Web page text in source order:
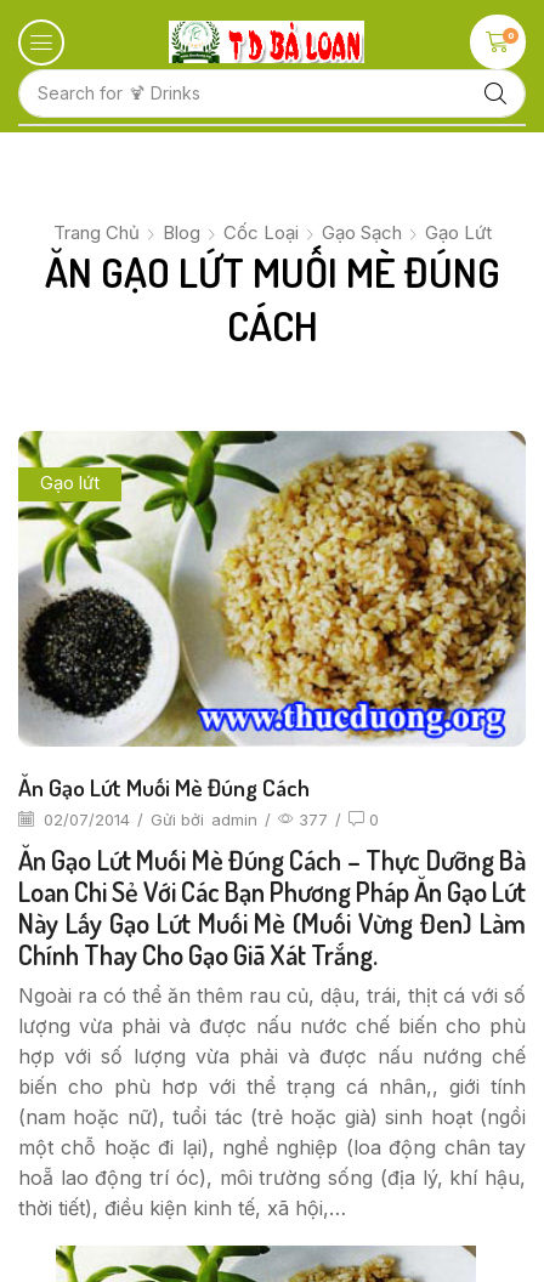
Search for 🍋 Fruits
0
Trang Chủ Blog Cốc Loại Gạo Sạch Gạo Lứt
ĂN GẠO LỨT MUỐI MÈ ĐÚNG
CÁCH
Gạo lứt
Ăn Gạo Lứt Muối Mè Đúng Cách
02/07/2014 / Gửi bởi admin / 377 / 0
Ăn Gạo Lứt Muối Mè Đúng Cách – Thực Dưỡng Bà
Loan Chi Sẻ Với Các Bạn Phương Pháp Ăn Gạo Lứt
Này Lấy Gạo Lứt Muối Mè (muối Vừng Đen) Làm
Chính Thay Cho Gạo Giã Xát Trắng.
Ngoài ra có thể ăn thêm rau củ, dậu, trái, thịt cá với số
lượng vừa phải và được nấu nước chế biến cho phù
hợp với số lượng vừa phải và được nấu nướng chế
biến cho phù hơp với thể trạng cá nhân,, giới tính
(nam hoặc nữ), tuổi tác (trẻ hoặc già) sinh hoạt (ngồi
một chỗ hoặc đi lại), nghề nghiệp (loa động chân tay
hoẵ lao động trí óc), môi trường sống (địa lý, khí hậu,
thời tiết), điều kiện kinh tế, xã hội,…